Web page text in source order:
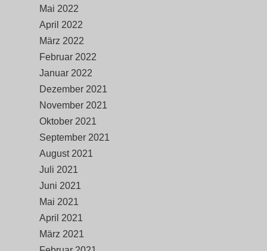
Mai 2022
April 2022
März 2022
Februar 2022
Januar 2022
Dezember 2021
November 2021
Oktober 2021
September 2021
August 2021
Juli 2021
Juni 2021
Mai 2021
April 2021
März 2021